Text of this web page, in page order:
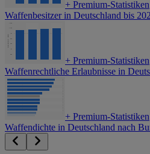
+ Premium-Statistiken
Waffenbesitzer in Deutschland bis
+ Premium-Statistiken
Waffenrechtliche Erlaubnisse in
+ Premium-Statistiken
Waffendichte in Deutschland nach